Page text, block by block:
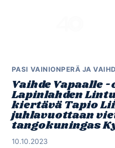
PASI VAINIONPERÄ JA
Vaihde Vapaalle
Lapinlahden
kiertävä Tapio
juhlavuottaan
tangokuningas
10.10.2023